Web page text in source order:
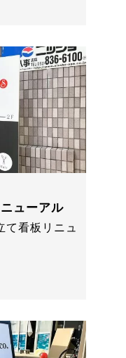
ューアル
て看板リニュ